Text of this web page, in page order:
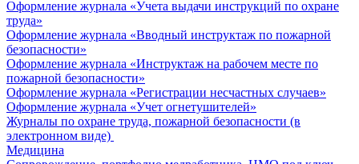
Оформление журнала «Учета выдачи инструкций по охране
труда»
Оформление журнала «Вводный инструктаж по пожарной
безопасности»
Оформление журнала «Инструктаж на рабочем месте по
пожарной безопасности»
Оформление журнала «Регистрации несчастных случаев»
Оформление журнала «Учет огнетушителей»
Журналы по охране труда, пожарной безопасности (в
электронном виде)
Медицина